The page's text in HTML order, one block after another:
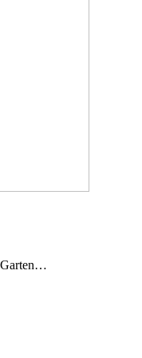
Garten…